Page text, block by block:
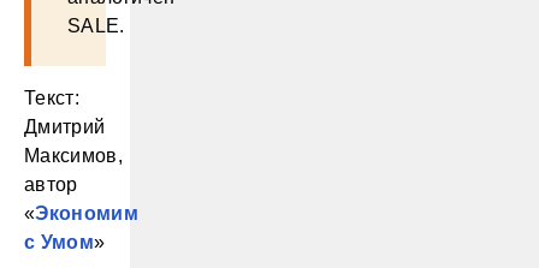
SALE.
Текст:
Дмитрий
Максимов,
автор
«Экономим
с Умом»